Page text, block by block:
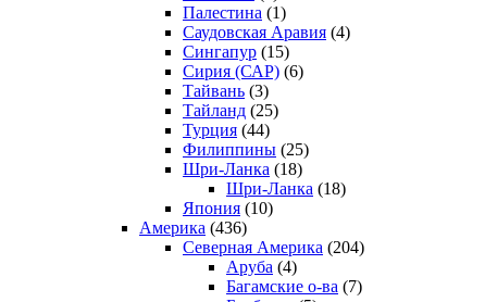
Палестина (1)
Саудовская Аравия (4)
Сингапур (15)
Сирия (САР) (6)
Тайвань (3)
Тайланд (25)
Турция (44)
Филиппины (25)
Шри-Ланка (18)
Шри-Ланка (18)
Япония (10)
Америка (436)
Северная Америка (204)
Аруба (4)
Багамские о-ва (7)